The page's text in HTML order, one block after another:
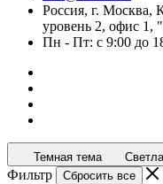
Россия, г. Москва,
уровень 2, офис
Пн - Пт: с 9:00 до
Темная тема
Фильтр Сбросить все